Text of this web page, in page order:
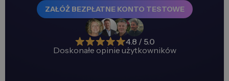
ZAŁÓŻ BEZPŁATNE KONTO TESTOWE
4.8 / 5.0
Doskonałe opinie użytkowników